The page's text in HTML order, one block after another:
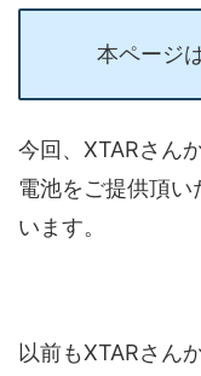
本ページ
今回、XTARさん
電池をご提供頂い
います。
以前もXTARさん